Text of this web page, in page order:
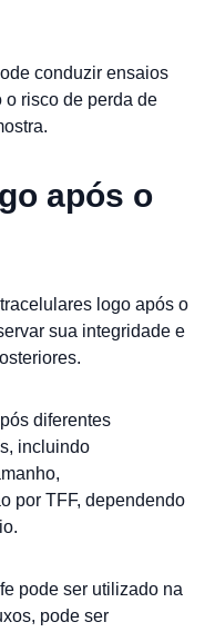
conduzir ensaios
o risco de perda de
após o
logo após o
sua integridade e
diferentes
incluindo
por TFF, dependendo
pode ser utilizado na
pode ser